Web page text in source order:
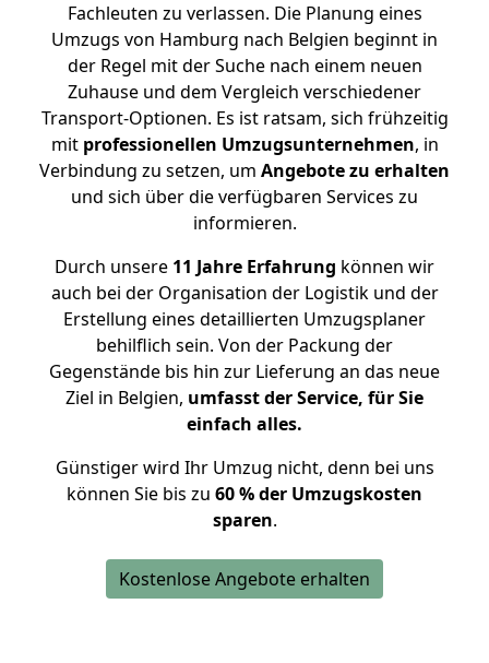
Fachleuten zu verlassen. Die Planung eines
Umzugs von Hamburg nach Belgien beginnt in
der Regel mit der Suche nach einem neuen
Zuhause und dem Vergleich verschiedener
Transport-Optionen. Es ist ratsam, sich frühzeitig
mit professionellen Umzugsunternehmen, in
Verbindung zu setzen, um Angebote zu erhalten
und sich über die verfügbaren Services zu
informieren.
Durch unsere 11 Jahre Erfahrung können wir
auch bei der Organisation der Logistik und der
Erstellung eines detaillierten Umzugsplaner
behilflich sein. Von der Packung der
Gegenstände bis hin zur Lieferung an das neue
Ziel in Belgien, umfasst der Service, für Sie
einfach alles.
Günstiger wird Ihr Umzug nicht, denn bei uns
können Sie bis zu 60 % der Umzugskosten
sparen.
Kostenlose Angebote erhalten